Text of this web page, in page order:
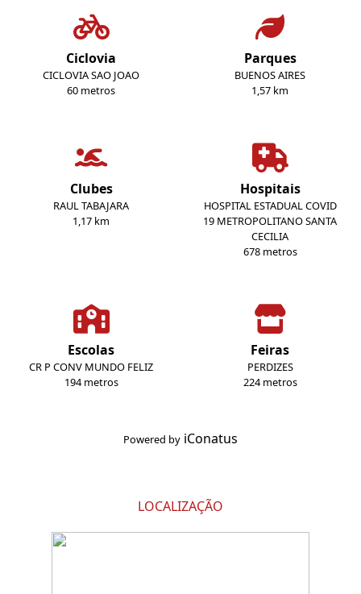
Ciclovia
CICLOVIA SAO JOAO
60 metros
Parques
BUENOS AIRES
1,57 km
Clubes
RAUL TABAJARA
1,17 km
Hospitais
HOSPITAL ESTADUAL COVID
19 METROPOLITANO SANTA
CECILIA
678 metros
Escolas
CR P CONV MUNDO FELIZ
194 metros
Feiras
PERDIZES
224 metros
Powered by iConatus
LOCALIZAÇÃO